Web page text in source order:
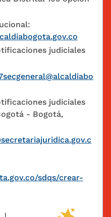
judiciales
judiciales
- Bogotá,
sdqs/crear-